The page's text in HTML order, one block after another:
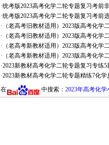
·统考版2023高考化学二轮专题复习考前
·统考版2023高考化学二轮专题复习考前
· （老高考旧教材适用）2023版高考化
· （老高考旧教材适用）2023版高考化
· （老高考新教材适用）2023版高考化
· （老高考新教材适用）2023版高考化
·2023新教材高考化学二轮专题复习专练
·2023新教材高考化学二轮专题精练7化
在
中搜索： 2023年高考化